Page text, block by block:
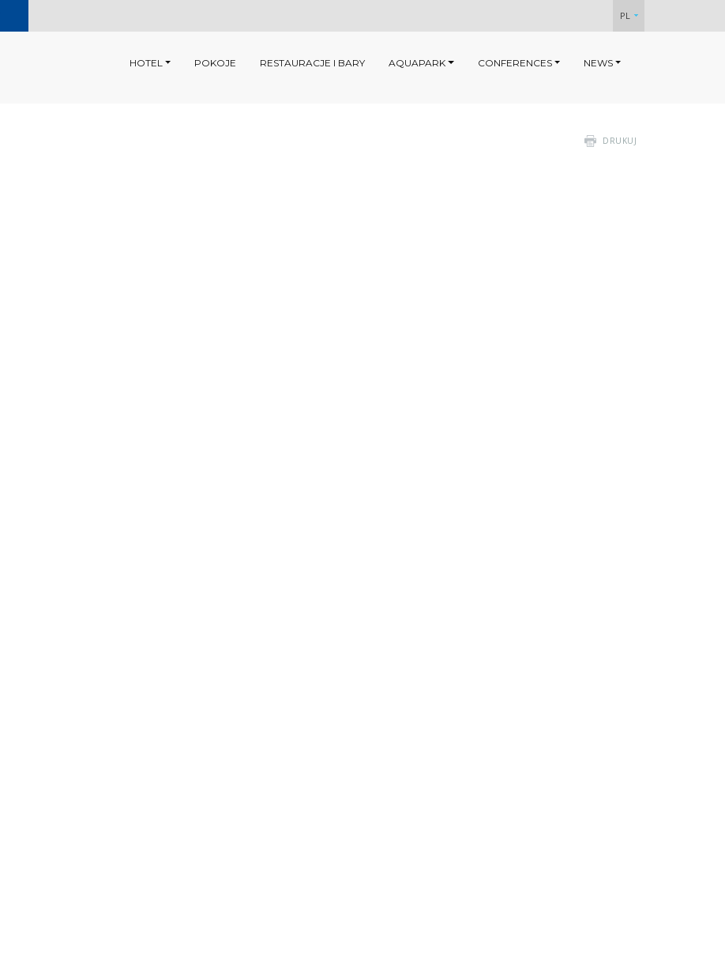
PL
HOTEL POKOJE RESTAURACJE I BARY AQUAPARK CONFERENCES NEWS
DRUKUJ